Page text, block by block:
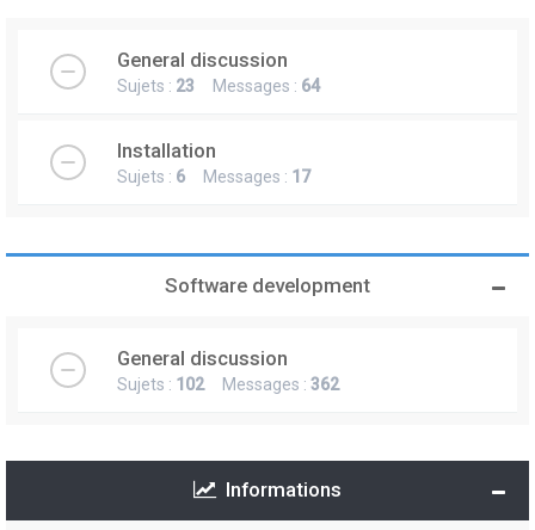
General discussion
Sujets : 23 Messages : 64
Installation
Sujets : 6 Messages : 17
Software development
General discussion
Sujets : 102Messages : 362
Informations